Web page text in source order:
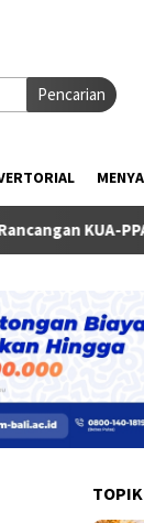
Pencarian
TA 2027